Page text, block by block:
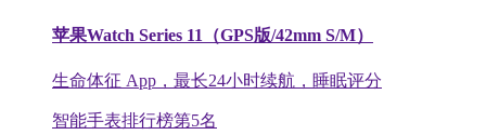
苹果Watch Series 11（GPS版/42mm S/M）
生命体征 App，最长24小时续航，睡眠评分
智能手表排行榜第5名